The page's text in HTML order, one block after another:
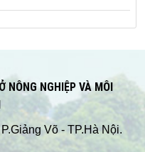
NÔNG NGHIỆP VÀ MÔI
Võ - TP.Hà Nội.